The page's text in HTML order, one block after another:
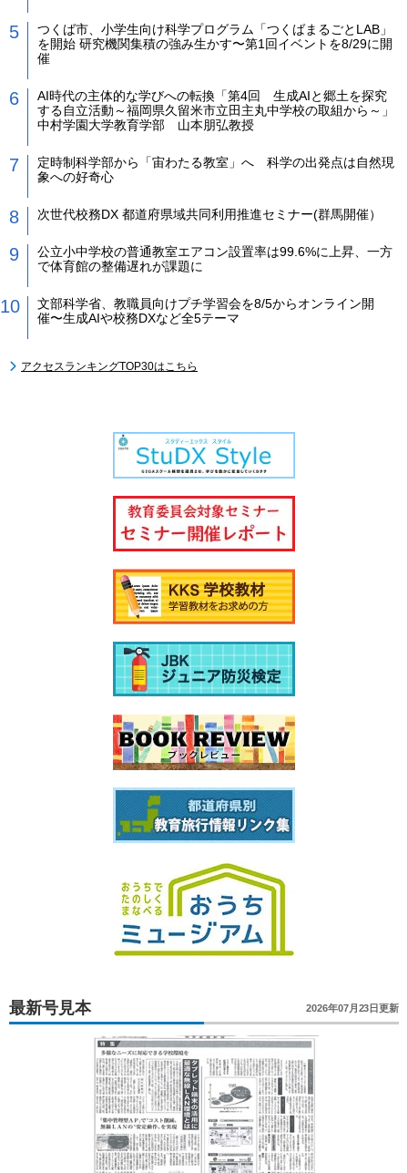
つくば市、小学生向け科学プログラム「つくばまるごとLAB」
を開始 研究機関集積の強み生かす〜第1回イベントを8/29に開
催
AI時代の主体的な学びへの転換「第4回 生成AIと郷土を探究
する自立活動～福岡県久留米市立田主丸中学校の取組から～」
中村学園大学教育学部 山本朋弘教授
定時制科学部から「宙わたる教室」へ 科学の出発点は自然現
象への好奇心
次世代校務DX 都道府県域共同利用推進セミナー(群馬開催）
公立小中学校の普通教室エアコン設置率は99.6%に上昇、一方
で体育館の整備遅れが課題に
文部科学省、教職員向けプチ学習会を8/5からオンライン開
催〜生成AIや校務DXなど全5テーマ
アクセスランキングTOP30はこちら
最新号見本 2026年07月23日更新